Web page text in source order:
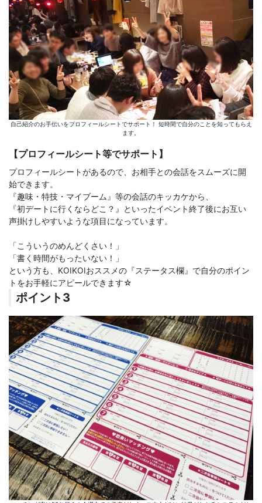
自己紹介のお手伝いをプロフィールシートでサポート！ 短時間で自分のことを知ってもらえ
ます。
【プロフィールシート等でサポート】
プロフィールシートがあるので、お相手との会話をスムーズに開
始できます。
『趣味・特技・マイブーム』等の会話のキッカケから、
『初デートに行くならどこ？』といったイベント終了後にお互い
声掛けしやすいような項目になっています。
「こういうのめんどくさい！」
「書く時間がもったいない！」
という方も、KOIKOIおススメの『ステータス欄』で自分のポイン
トをお手軽にアピールできます☆
ポイント3